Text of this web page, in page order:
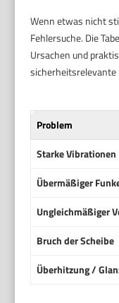
Wenn etwas nicht
Fehlersuche. Die
Ursachen und
sicherheitsrelevante
Problem
Starke Vibrationen
Übermäßiger
Ungleichmäßiger
Bruch der Scheibe
Überhitzung /